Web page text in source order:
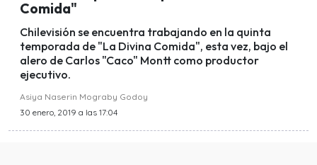
Comida"
Chilevisión se encuentra trabajando en la quinta
temporada de "La Divina Comida", esta vez, bajo el
alero de Carlos "Caco" Montt como productor
ejecutivo.
Asiya Naserin Mograby Godoy
30 enero, 2019 a las 17:04